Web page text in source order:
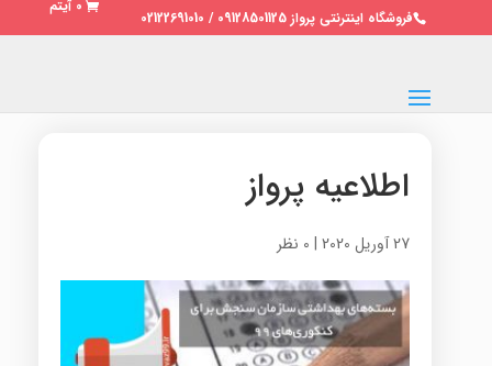
فروشگاه اینترنتی پرواز 09128501125 / 02122691010
0 آیتم
اطلاعیه پرواز
27 آوریل 2020 | 0 نظر